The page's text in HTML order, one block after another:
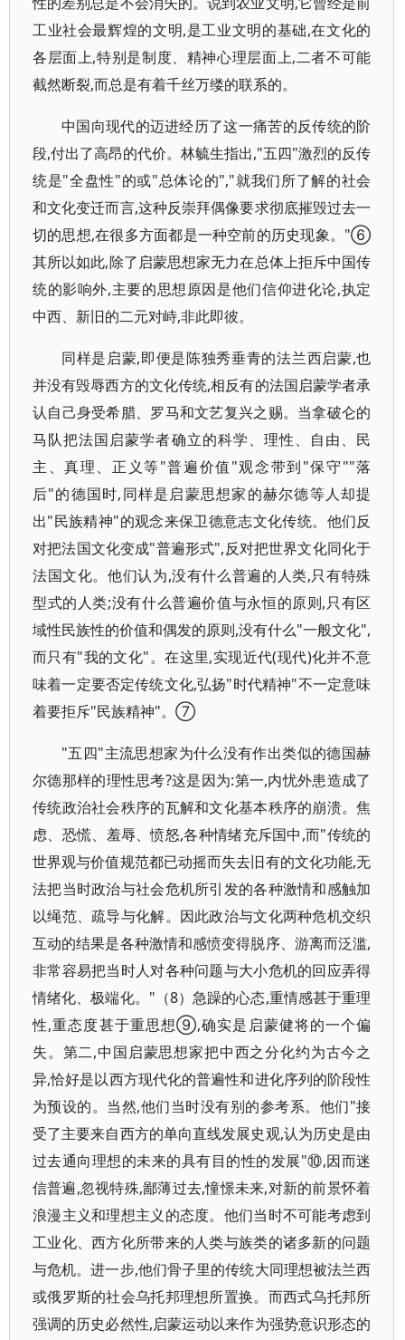
工业社会最辉煌的文明,是工业文明的基础,在文化的
各层面上,特别是制度、精神心理层面上,二者不可能
截然断裂,而总是有着千丝万缕的联系的。
中国向现代的迈进经历了这一痛苦的反传统的阶
段,付出了高昂的代价。林毓生指出,"五四"激烈的反传
统是"全盘性"的或"总体论的","就我们所了解的社会
和文化变迁而言,这种反崇拜偶像要求彻底摧毁过去一
切的思想,在很多方面都是一种空前的历史现象。"⑥
其所以如此,除了启蒙思想家无力在总体上拒斥中国传
统的影响外,主要的思想原因是他们信仰进化论,执定
中西、新旧的二元对峙,非此即彼。
同样是启蒙,即便是陈独秀垂青的法兰西启蒙,也
并没有毁辱西方的文化传统,相反有的法国启蒙学者承
认自己身受希腊、罗马和文艺复兴之赐。当拿破仑的
马队把法国启蒙学者确立的科学、理性、自由、民
主、真理、正义等"普遍价值"观念带到"保守""落
后"的德国时,同样是启蒙思想家的赫尔德等人却提
出"民族精神"的观念来保卫德意志文化传统。他们反
对把法国文化变成"普遍形式",反对把世界文化同化于
法国文化。他们认为,没有什么普遍的人类,只有特殊
型式的人类;没有什么普遍价值与永恒的原则,只有区
域性民族性的价值和偶发的原则,没有什么"一般文化",
而只有"我的文化"。在这里,实现近代(现代)化并不意
味着一定要否定传统文化,弘扬"时代精神"不一定意味
着要拒斥"民族精神"。⑦
"五四"主流思想家为什么没有作出类似的德国赫
尔德那样的理性思考?这是因为:第一,内忧外患造成了
传统政治社会秩序的瓦解和文化基本秩序的崩溃。焦
虑、恐慌、羞辱、愤怒,各种情绪充斥国中,而"传统的
世界观与价值规范都已动摇而失去旧有的文化功能,无
法把当时政治与社会危机所引发的各种激情和感触加
以绳范、疏导与化解。因此政治与文化两种危机交织
互动的结果是各种激情和感愤变得脱序、游离而泛滥,
非常容易把当时人对各种问题与大小危机的回应弄得
情绪化、极端化。"（8）急躁的心态,重情感甚于重理
性,重态度甚于重思想⑨,确实是启蒙健将的一个偏
失。第二,中国启蒙思想家把中西之分化约为古今之
异,恰好是以西方现代化的普遍性和进化序列的阶段性
为预设的。当然,他们当时没有别的参考系。他们"接
受了主要来自西方的单向直线发展史观,认为历史是由
过去通向理想的未来的具有目的性的发展"⑩,因而迷
信普遍,忽视特殊,鄙薄过去,憧憬未来,对新的前景怀着
浪漫主义和理想主义的态度。他们当时不可能考虑到
工业化、西方化所带来的人类与族类的诸多新的问题
与危机。进一步,他们骨子里的传统大同理想被法兰西
或俄罗斯的社会乌托邦理想所置换。而西式乌托邦所
强调的历史必然性,启蒙运动以来作为强势意识形态的